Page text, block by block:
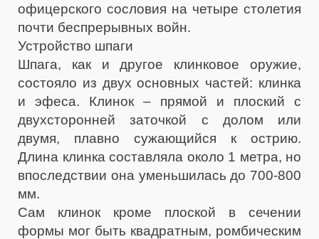
офицерского сословия на четыре столетия
почти беспрерывных войн.
Устройство шпаги
Шпага, как и другое клинковое оружие,
состояло из двух основных частей: клинка
и эфеса. Клинок – прямой и плоский с
двухсторонней заточкой с долом или
двумя, плавно сужающийся к острию.
Длина клинка составляла около 1 метра, но
впоследствии она уменьшилась до 700-800
мм.
Сам клинок кроме плоской в сечении
формы мог быть квадратным, ромбическим